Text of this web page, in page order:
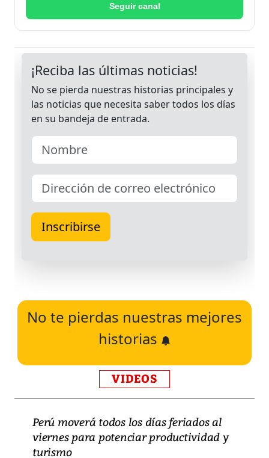
Seguir canal
No te pierdas nuestras mejores
historias
VIDEOS
Perú moverá todos los días feriados al
viernes para potenciar productividad y
turismo